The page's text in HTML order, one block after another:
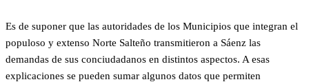
Es de suponer que las autoridades de los Municipios que integran el
populoso y extenso Norte Salteño transmitieron a Sáenz las
demandas de sus conciudadanos en distintos aspectos. A esas
explicaciones se pueden sumar algunos datos que permiten